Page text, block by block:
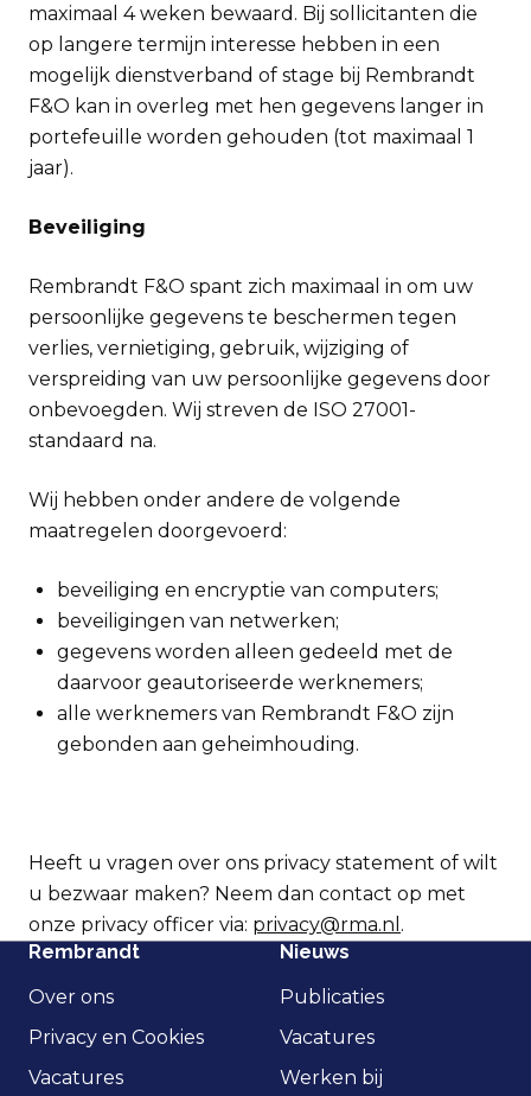
maximaal 4 weken bewaard. Bij sollicitanten die
op langere termijn interesse hebben in een
mogelijk dienstverband of stage bij Rembrandt
F&O kan in overleg met hen gegevens langer in
portefeuille worden gehouden (tot maximaal 1
jaar).
Beveiliging
Rembrandt F&O spant zich maximaal in om uw
persoonlijke gegevens te beschermen tegen
verlies, vernietiging, gebruik, wijziging of
verspreiding van uw persoonlijke gegevens door
onbevoegden. Wij streven de ISO 27001-
standaard na.
Wij hebben onder andere de volgende
maatregelen doorgevoerd:
beveiliging en encryptie van computers;
beveiligingen van netwerken;
gegevens worden alleen gedeeld met de
daarvoor geautoriseerde werknemers;
alle werknemers van Rembrandt F&O zijn
gebonden aan geheimhouding.
Heeft u vragen over ons privacy statement of wilt
u bezwaar maken? Neem dan contact op met
onze privacy officer via: privacy@rma.nl .
Rembrandt
Over ons
Privacy en Cookies
Vacatures
Nieuws
Publicaties
Vacatures
Werken bij